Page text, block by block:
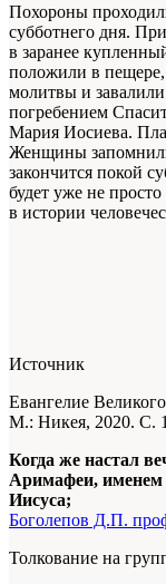
Похороны
субботнего дня.
в заранее
положили в
молитвы и
погребением
Мария Иосиева.
Женщины
закончится покой
будет уже не
в истории
Источник
Евангелие
М.: Никея, 2020. С.
Когда же настал
Аримафеи, именем
Иисуса;
Боголепов Д.П.
Толкование на